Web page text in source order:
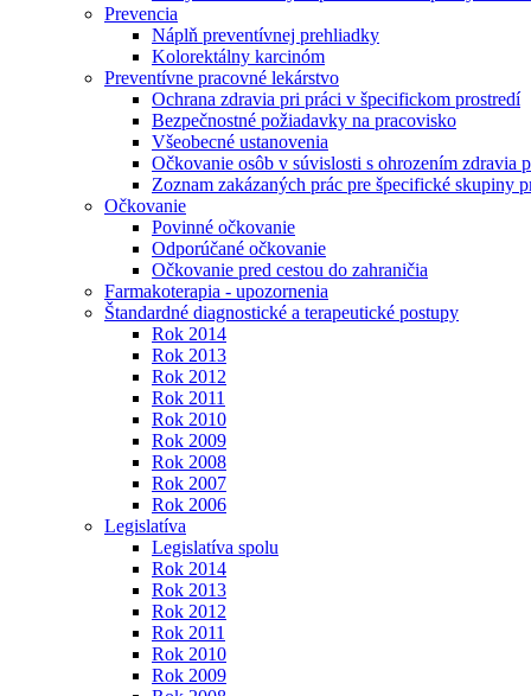
Prevencia
Náplň preventívnej prehliadky
Kolorektálny karcinóm
Preventívne pracovné lekárstvo
Ochrana zdravia pri práci v špecifickom prostredí
Bezpečnostné požiadavky na pracovisko
Všeobecné ustanovenia
Očkovanie osôb v súvislosti s ohrozením zdravia
Zoznam zakázaných prác pre špecifické skupiny
Očkovanie
Povinné očkovanie
Odporúčané očkovanie
Očkovanie pred cestou do zahraničia
Farmakoterapia - upozornenia
Štandardné diagnostické a terapeutické postupy
Rok 2014
Rok 2013
Rok 2012
Rok 2011
Rok 2010
Rok 2009
Rok 2008
Rok 2007
Rok 2006
Legislatíva
Legislatíva spolu
Rok 2014
Rok 2013
Rok 2012
Rok 2011
Rok 2010
Rok 2009